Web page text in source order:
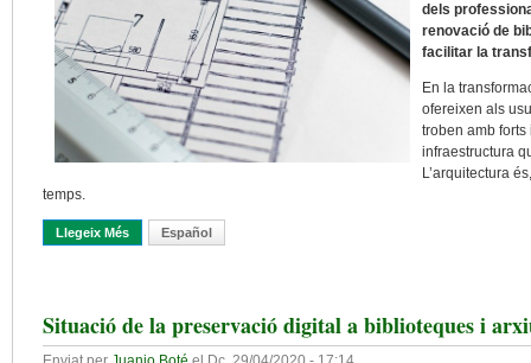
dels
renovació de
facilitar la
En la
ofereixen als
troben amb forts
infraestructura
L’arquitectura
temps.
Llegeix Més Sobre La Transformació Del Model De Biblioteca A Partir De
Español
Situació de la preservació digital a biblioteques i